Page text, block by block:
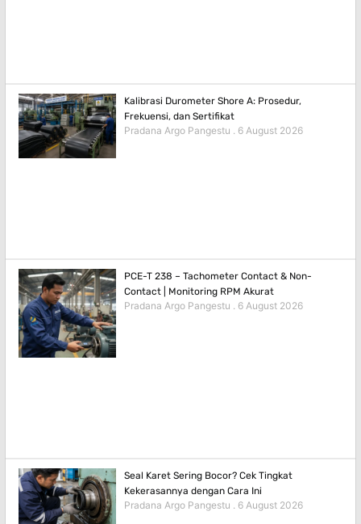
Kalibrasi Durometer Shore A: Prosedur,
Frekuensi, dan Sertifikat
Pradana Argo Pangestu 6 August 2026
PCE-T 238 – Tachometer Contact & Non-
Contact | Monitoring RPM Akurat
Pradana Argo Pangestu 6 August 2026
Seal Karet Sering Bocor? Cek Tingkat
Kekerasannya dengan Cara Ini
Pradana Argo Pangestu 6 August 2026